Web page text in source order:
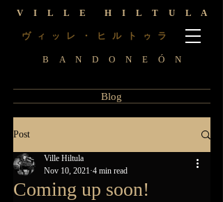
ヴ ィ ッ レ ・ ヒ ル ト ゥ ラ
V I L L E H I L T U L A
B A N D O N E Ó N
Blog
Post
Coming up soon!
Ville Hiltula
Nov 10, 2021 4 min read